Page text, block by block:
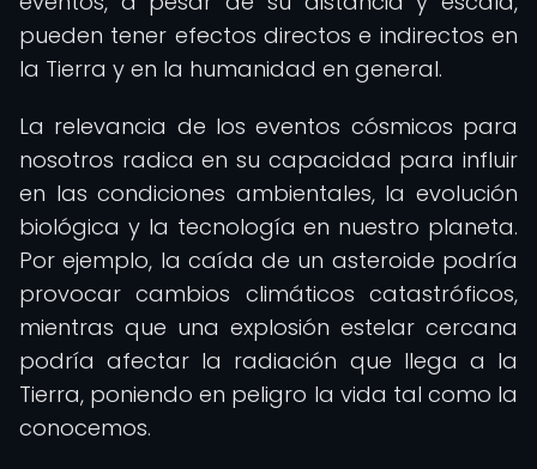
pueden tener efectos directos e indirectos en
la Tierra y en la humanidad en general.
La relevancia de los eventos cósmicos para
nosotros radica en su capacidad para influir
en las condiciones ambientales, la evolución
biológica y la tecnología en nuestro planeta.
Por ejemplo, la caída de un asteroide podría
provocar cambios climáticos catastróficos,
mientras que una explosión estelar cercana
podría afectar la radiación que llega a la
Tierra, poniendo en peligro la vida tal como la
conocemos.